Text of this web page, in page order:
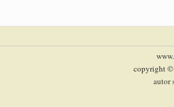
copyright
autor